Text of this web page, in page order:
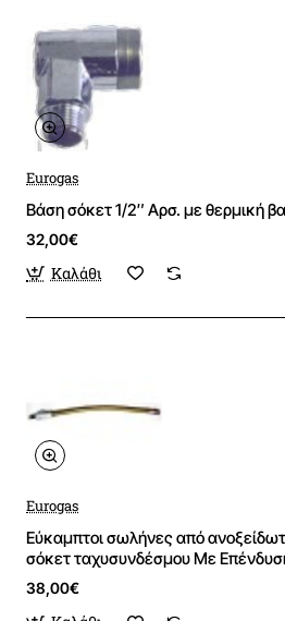
Eurogas
Βάση σόκετ 1/2″ Αρσ. με
32,00€
Καλάθι
Eurogas
Εύκαμπτοι σωλήνες από
σόκετ ταχυσυνδέσμου
38,00€